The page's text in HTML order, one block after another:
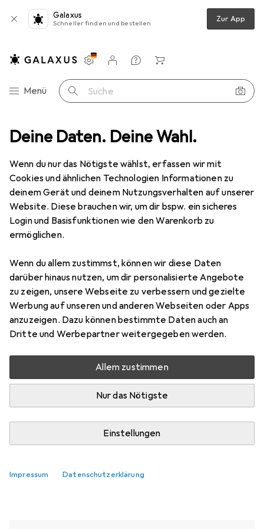
Deine Daten. Deine Wahl.
Wenn du nur das Nötigste wählst, erfassen wir mit
Cookies und ähnlichen Technologien Informationen zu
deinem Gerät und deinem Nutzungsverhalten auf unserer
Website. Diese brauchen wir, um dir bspw. ein sicheres
Login und Basisfunktionen wie den Warenkorb zu
ermöglichen.
Wenn du allem zustimmst, können wir diese Daten
darüber hinaus nutzen, um dir personalisierte Angebote
zu zeigen, unsere Webseite zu verbessern und gezielte
Werbung auf unseren und anderen Webseiten oder Apps
anzuzeigen. Dazu können bestimmte Daten auch an
Dritte und Werbepartner weitergegeben werden.
Allem zustimmen
Nur das Nötigste
Einstellungen
Impressum Datenschutzerklärung
Galaxus
Schneller finden und bestellen Zur App
Navigation nach Kategorien
Menü Suche
Einstellungen
Kundenkonto
Vergleichslisten
Merklisten
Warenkorb
Verkleidung + Party Kostüm Accessoire Widmann Hexenhut
8 Bilder
Widmann Hexenhut
6 Mehr von Widmann
Aktuell nicht lieferbar
Benachrichtigen, wenn lieferbar
Vergleichen
Kostenloser Versand ab 30,– i
Ähnliche Produkte mit besserer